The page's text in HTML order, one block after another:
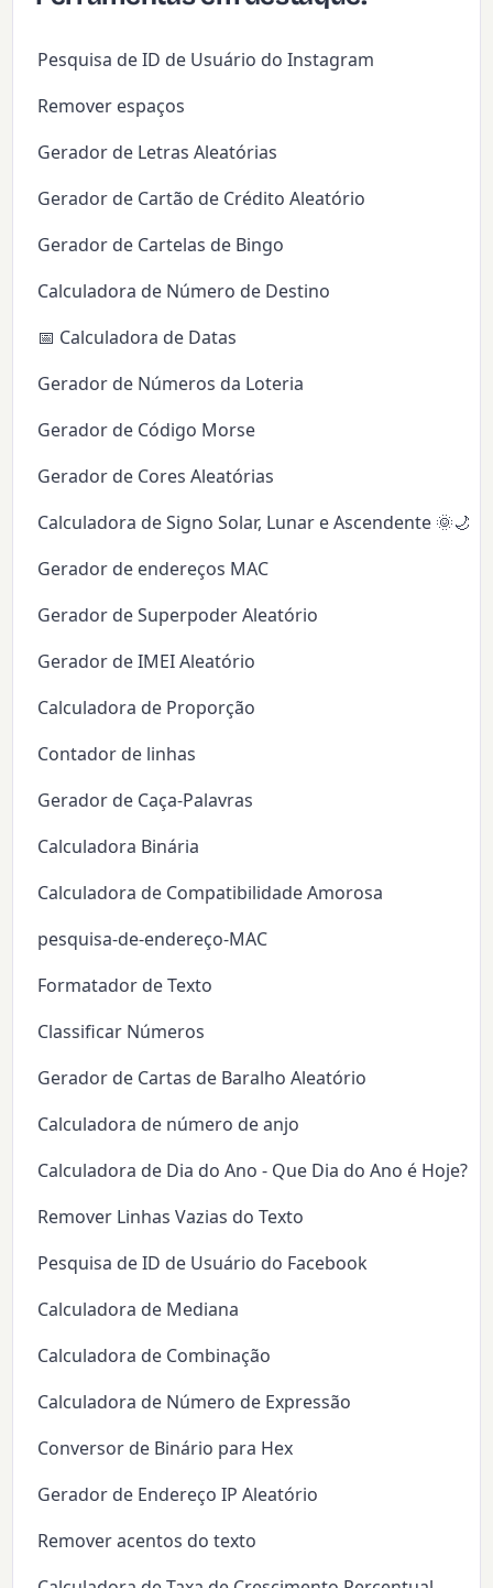
Pesquisa de ID de Usuário do Instagram
Remover espaços
Gerador de Letras Aleatórias
Gerador de Cartão de Crédito Aleatório
Gerador de Cartelas de Bingo
Calculadora de Número de Destino
📅 Calculadora de Datas
Gerador de Números da Loteria
Gerador de Código Morse
Gerador de Cores Aleatórias
Calculadora de Signo Solar, Lunar e Ascendente 🌞🌙✨
Gerador de endereços MAC
Gerador de Superpoder Aleatório
Gerador de IMEI Aleatório
Calculadora de Proporção
Contador de linhas
Gerador de Caça-Palavras
Calculadora Binária
Calculadora de Compatibilidade Amorosa
pesquisa-de-endereço-MAC
Formatador de Texto
Classificar Números
Gerador de Cartas de Baralho Aleatório
Calculadora de número de anjo
Calculadora de Dia do Ano - Que Dia do Ano é Hoje?
Remover Linhas Vazias do Texto
Pesquisa de ID de Usuário do Facebook
Calculadora de Mediana
Calculadora de Combinação
Calculadora de Número de Expressão
Conversor de Binário para Hex
Gerador de Endereço IP Aleatório
Remover acentos do texto